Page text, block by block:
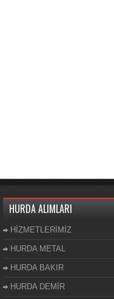
HURDA ALIMLARI
HİZMETLERİMİZ
HURDA METAL
HURDA BAKIR
HURDA DEMİR